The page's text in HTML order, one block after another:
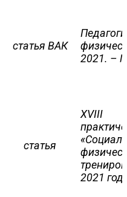
статья ВАК
2021. –
статья
XVIII
2021